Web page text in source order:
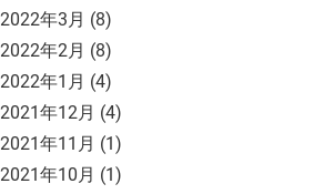
2022年3月 (8)
2022年2月 (8)
2022年1月 (4)
2021年12月 (4)
2021年11月 (1)
2021年10月 (1)